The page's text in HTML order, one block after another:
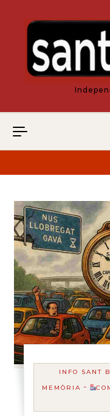
INFO SANT
MEMÒRIA -